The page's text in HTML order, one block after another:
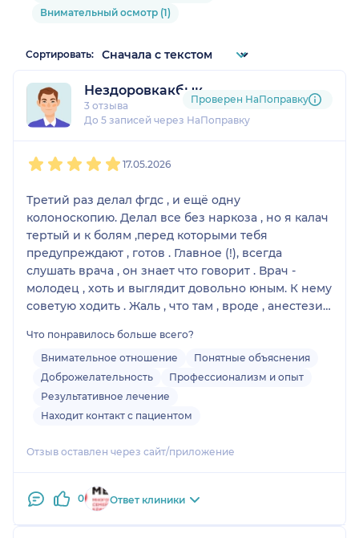
Внимательный осмотр (1)
Сортировать:
Нездоровкакбык
3 отзыва
До 5 записей через НаПоправку
Проверен НаПоправку
17.05.2026
Третий раз делал фгдс , и ещё одну
колоноскопию. Делал все без наркоза , но я калач
тертый и к болям ,перед которыми тебя
предупреждают , готов . Главное (!), всегда
слушать врача , он знает что говорит . Врач -
молодец , хоть и выглядит довольно юным. К нему
советую ходить . Жаль , что там , вроде , анестезии
5 баллов этому врачу ! И разжевывает все внятно
Что понравилось больше всего?
Внимательное отношение
Понятные объяснения
Доброжелательность
Профессионализм и опыт
Результативное лечение
Находит контакт с пациентом
Отзыв оставлен через сайт/приложение
0 Ответ клиники